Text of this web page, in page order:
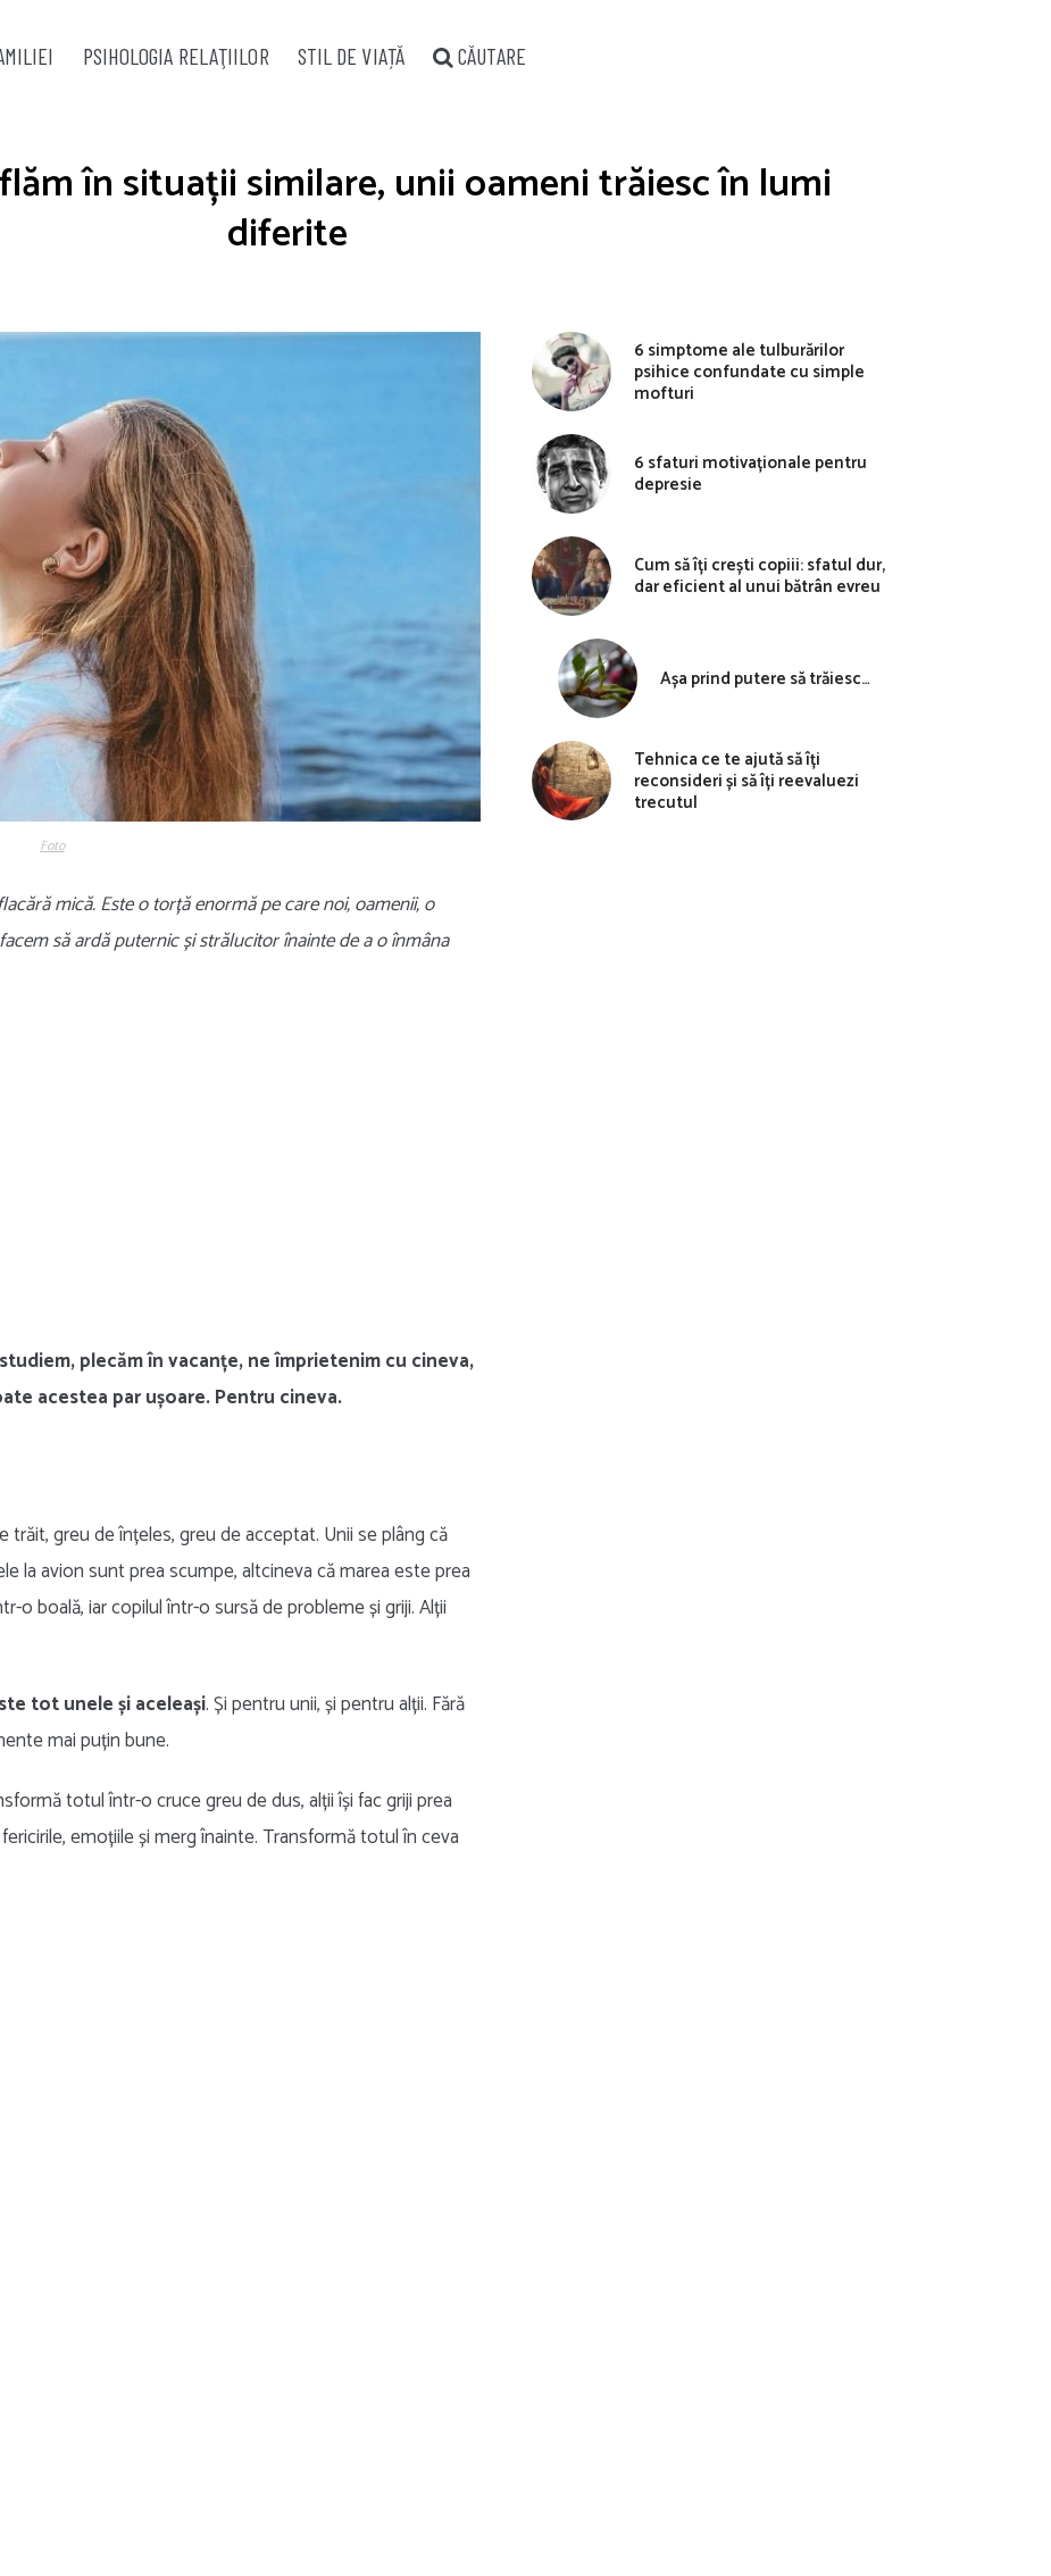
PSIHOLOGIA RELAŢIILOR STIL DE VIAȚĂ CĂUTARE
în situații similare, unii oameni trăiesc în lumi
diferite
Foto
mică. Este o torță enormă pe care noi, oamenii, o
să ardă puternic și strălucitor înainte de a o înmâna
plecăm în vacanțe, ne împrietenim cu cineva,
acestea par ușoare. Pentru cineva.
greu de înțeles, greu de acceptat. Unii se plâng că
la avion sunt prea scumpe, altcineva că marea este prea
o boală, iar copilul într-o sursă de probleme și griji. Alții
tot unele și aceleași. Și pentru unii, și pentru alții. Fără
mai puțin bune.
totul într-o cruce greu de dus, alții își fac griji prea
emoțiile și merg înainte. Transformă totul în ceva
6 simptome ale tulburărilor
psihice confundate cu simple
mofturi
6 sfaturi motivaționale pentru
depresie
Cum să îți crești copiii: sfatul dur,
dar eficient al unui bătrân evreu
Așa prind putere să trăiesc…
Tehnica ce te ajută să îți
reconsideri și să îți reevaluezi
trecutul